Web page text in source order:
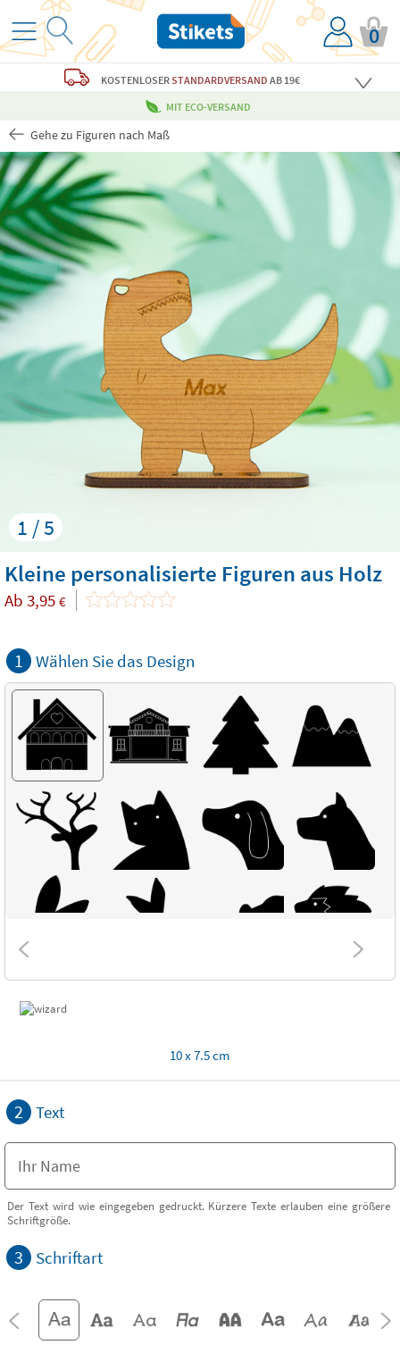
0
KOSTENLOSERSTANDARDVERSAND AB 19€
MIT ECO-VERSAND
Gehe zu Figuren nach Maß
1 / 5
Kleine personalisierte Figuren aus Holz
Ab 3,95 €
1 Wählen Sie das Design
10 x 7.5 cm
2 Text
Der Text wird wie eingegeben gedruckt. Kürzere Texte erlauben eine größere
Schriftgröße.
3 Schriftart